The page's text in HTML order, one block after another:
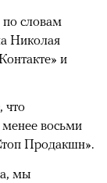
словам
Николая
и
что
менее восьми
Продакшн».
мы